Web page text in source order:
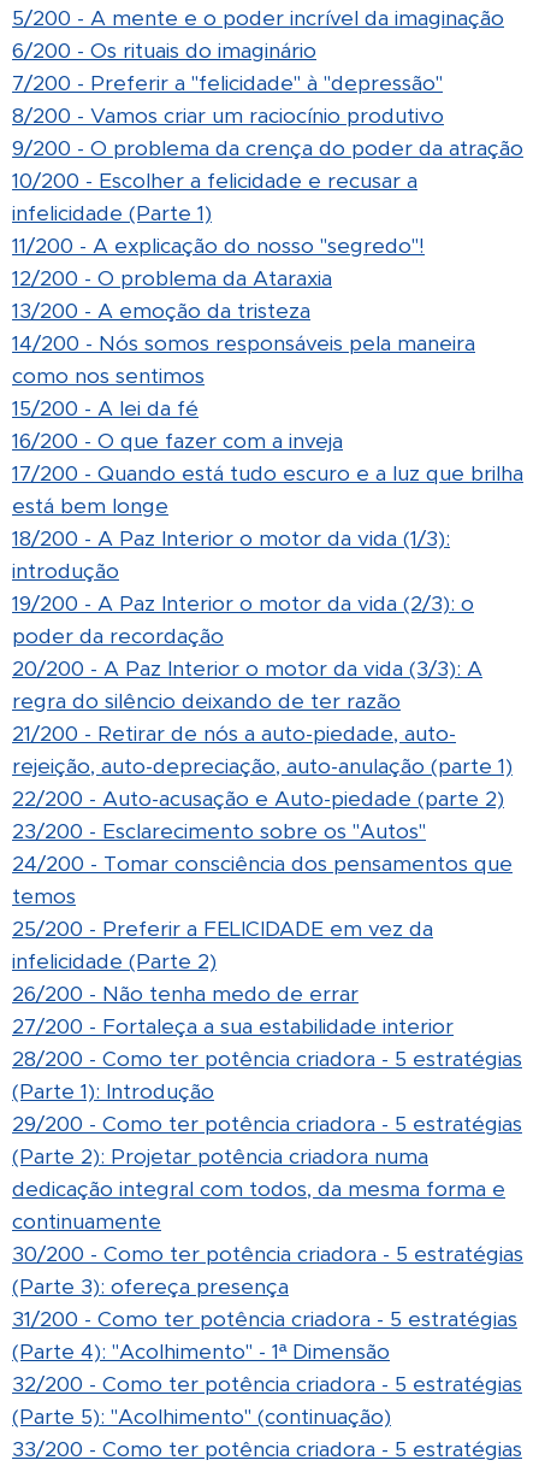
5/200 - A mente e o poder incrível da imaginação
6/200 - Os rituais do imaginário
7/200 - Preferir a "felicidade" à "depressão"
8/200 - Vamos criar um raciocínio produtivo
9/200 - O problema da crença do poder da atração
10/200 - Escolher a felicidade e recusar a
infelicidade (Parte 1)
11/200 - A explicação do nosso "segredo"!
12/200 - O problema da Ataraxia
13/200 - A emoção da tristeza
14/200 - Nós somos responsáveis pela maneira
como nos sentimos
15/200 - A lei da fé
16/200 - O que fazer com a inveja
17/200 - Quando está tudo escuro e a luz que brilha
está bem longe
18/200 - A Paz Interior o motor da vida (1/3):
introdução
19/200 - A Paz Interior o motor da vida (2/3): o
poder da recordação
20/200 - A Paz Interior o motor da vida (3/3): A
regra do silêncio deixando de ter razão
21/200 - Retirar de nós a auto-piedade, auto-
rejeição, auto-depreciação, auto-anulação (parte 1)
22/200 - Auto-acusação e Auto-piedade (parte 2)
23/200 - Esclarecimento sobre os "Autos"
24/200 - Tomar consciência dos pensamentos que
temos
25/200 - Preferir a FELICIDADE em vez da
infelicidade (Parte 2)
26/200 - Não tenha medo de errar
27/200 - Fortaleça a sua estabilidade interior
28/200 - Como ter potência criadora - 5 estratégias
(Parte 1): Introdução
29/200 - Como ter potência criadora - 5 estratégias
(Parte 2): Projetar potência criadora numa
dedicação integral com todos, da mesma forma e
continuamente
30/200 - Como ter potência criadora - 5 estratégias
(Parte 3): ofereça presença
31/200 - Como ter potência criadora - 5 estratégias
(Parte 4): "Acolhimento" - 1ª Dimensão
32/200 - Como ter potência criadora - 5 estratégias
(Parte 5): "Acolhimento" (continuação)
33/200 - Como ter potência criadora - 5 estratégias